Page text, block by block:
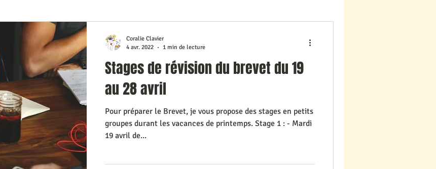
Stages de révision du brevet du 19
au 28 avril
Pour préparer le Brevet, je vous propose des stages en petits
groupes durant les vacances de printemps. Stage 1 : - Mardi
19 avril de...
Coralie Clavier
4 avr. 2022
1 min de lecture